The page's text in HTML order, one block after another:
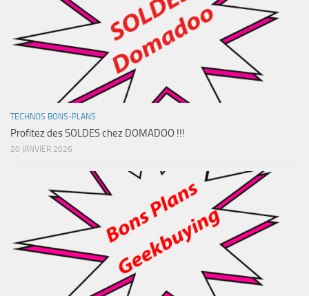
TECHNOS BONS-PLANS
Profitez des SOLDES chez DOMADOO !!!
20 JANVIER 2026